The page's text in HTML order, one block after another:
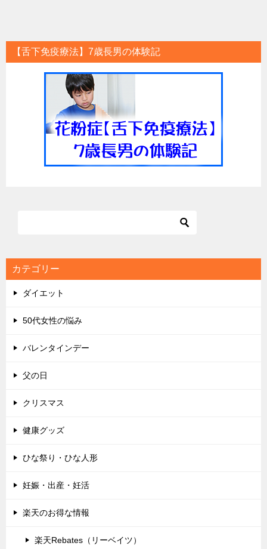
ビ
ゲ
【舌下免疫療法】7歳長男の体験記
カテゴリー
ダイエット
50代女性の悩み
バレンタインデー
父の日
クリスマス
健康グッズ
ひな祭り・ひな人形
妊娠・出産・妊活
楽天のお得な情報
楽天Rebates（リーベイツ）